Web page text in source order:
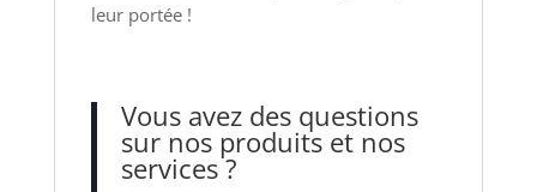
leur portée !
Vous avez des questions
sur nos produits et nos
services ?